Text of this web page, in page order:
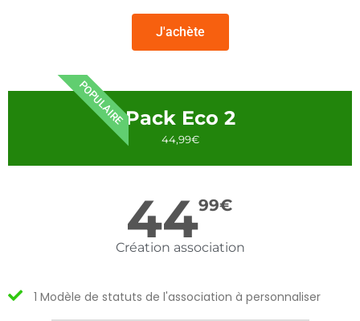
J'achète
POPULAIREPack Eco 2
44,99€
4499€
Création association
1 Modèle de statuts de l'association à personnaliser